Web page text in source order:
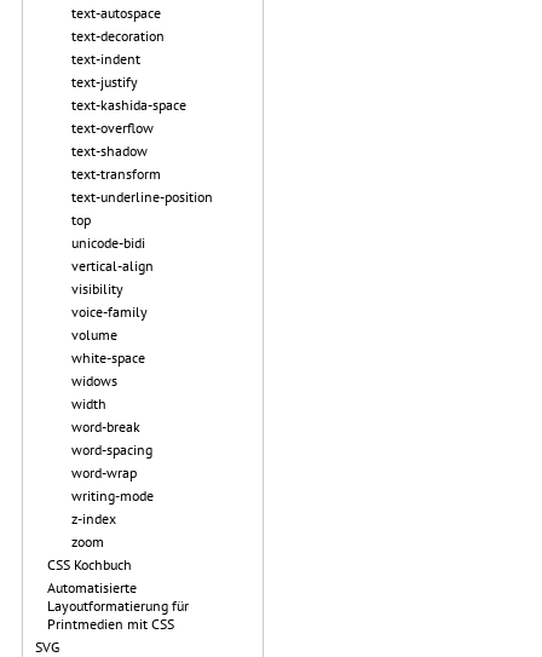
text-autospace
text-decoration
text-indent
text-justify
text-kashida-space
text-overflow
text-shadow
text-transform
text-underline-position
top
unicode-bidi
vertical-align
visibility
voice-family
volume
white-space
widows
width
word-break
word-spacing
word-wrap
writing-mode
z-index
zoom
CSS Kochbuch
Automatisierte
Layoutformatierung für
Printmedien mit CSS
SVG